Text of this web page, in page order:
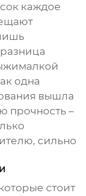
каждое
одна
вышла
прочность –
сильно
стоит